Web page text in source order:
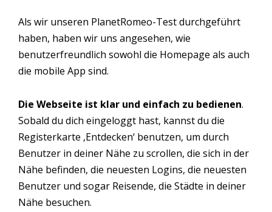
Als wir unseren PlanetRomeo-Test durchgeführt
haben, haben wir uns angesehen, wie
benutzerfreundlich sowohl die Homepage als auch
die mobile App sind.
Die Webseite ist klar und einfach zu bedienen.
Sobald du dich eingeloggt hast, kannst du die
Registerkarte ‚Entdecken‘ benutzen, um durch
Benutzer in deiner Nähe zu scrollen, die sich in der
Nähe befinden, die neuesten Logins, die neuesten
Benutzer und sogar Reisende, die Städte in deiner
Nähe besuchen.